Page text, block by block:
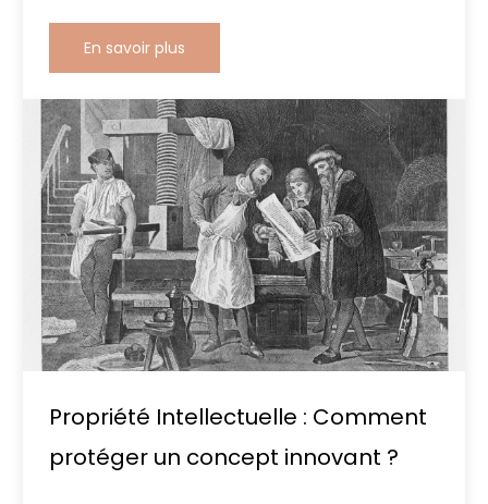
En savoir plus
Propriété Intellectuelle : Comment
protéger un concept innovant ?